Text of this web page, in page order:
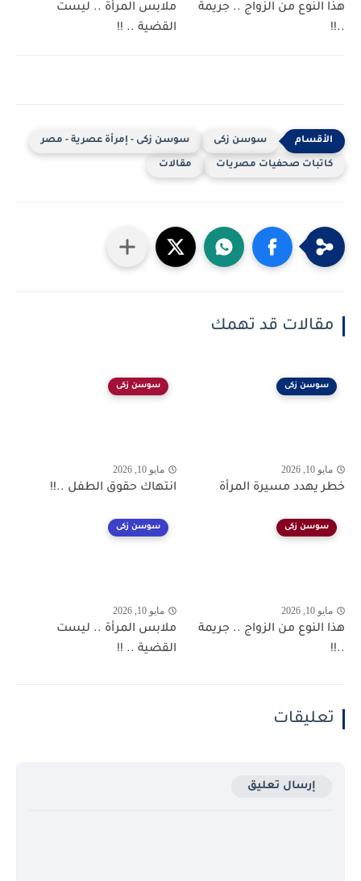
هذا النوع من الزواج .. جريمة
..!!
ملابس المرأة .. ليست
القضية .. !!
سوسن زكى سوسن زكى - إمرأة عصرية - مصر
كاتبات صحفيات مصريات مقالات
مقالات قد تهمك
سوسن زكى
مايو 10, 2026
خطر يهدد مسيرة المرأة
سوسن زكى
مايو 10, 2026
انتهاك حقوق الطفل ..!!
سوسن زكى
مايو 10, 2026
هذا النوع من الزواج .. جريمة
..!!
سوسن زكى
مايو 10, 2026
ملابس المرأة .. ليست
القضية .. !!
تعليقات
إرسال تعليق